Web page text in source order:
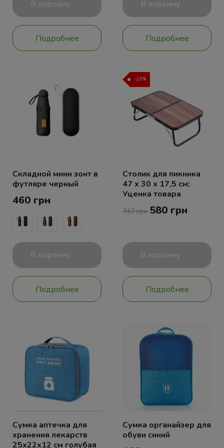
В корзину
Подробнее
В корзину
Подробнее
Складной мини зонт в
футляре черный
460 грн
В корзину
Подробнее
-22%
Столик для пикника
47 х 30 х 17,5 см;
Уценка товара
747 грн 580 грн
В корзину
Подробнее
Сумка аптечка для
хранения лекарств
25x22x12 см голубая
Сумка органайзер для
обуви синий